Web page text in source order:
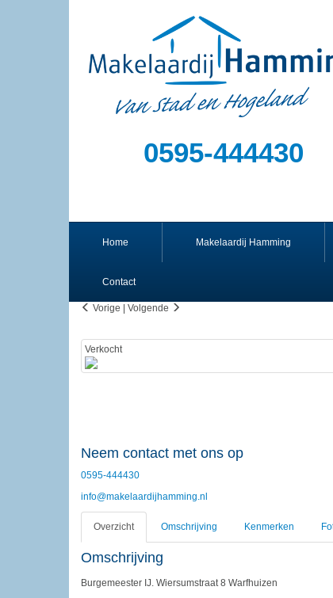
0595-444430
Home Makelaardij Hamming
Contact
Vorige Volgende
Verkocht
Neem contact met ons op
0595-444430
info@makelaardijhamming.nl
Overzicht Omschrijving Kenmerken
Omschrijving
Burgemeester IJ. Wiersumstraat 8 Warfhuizen